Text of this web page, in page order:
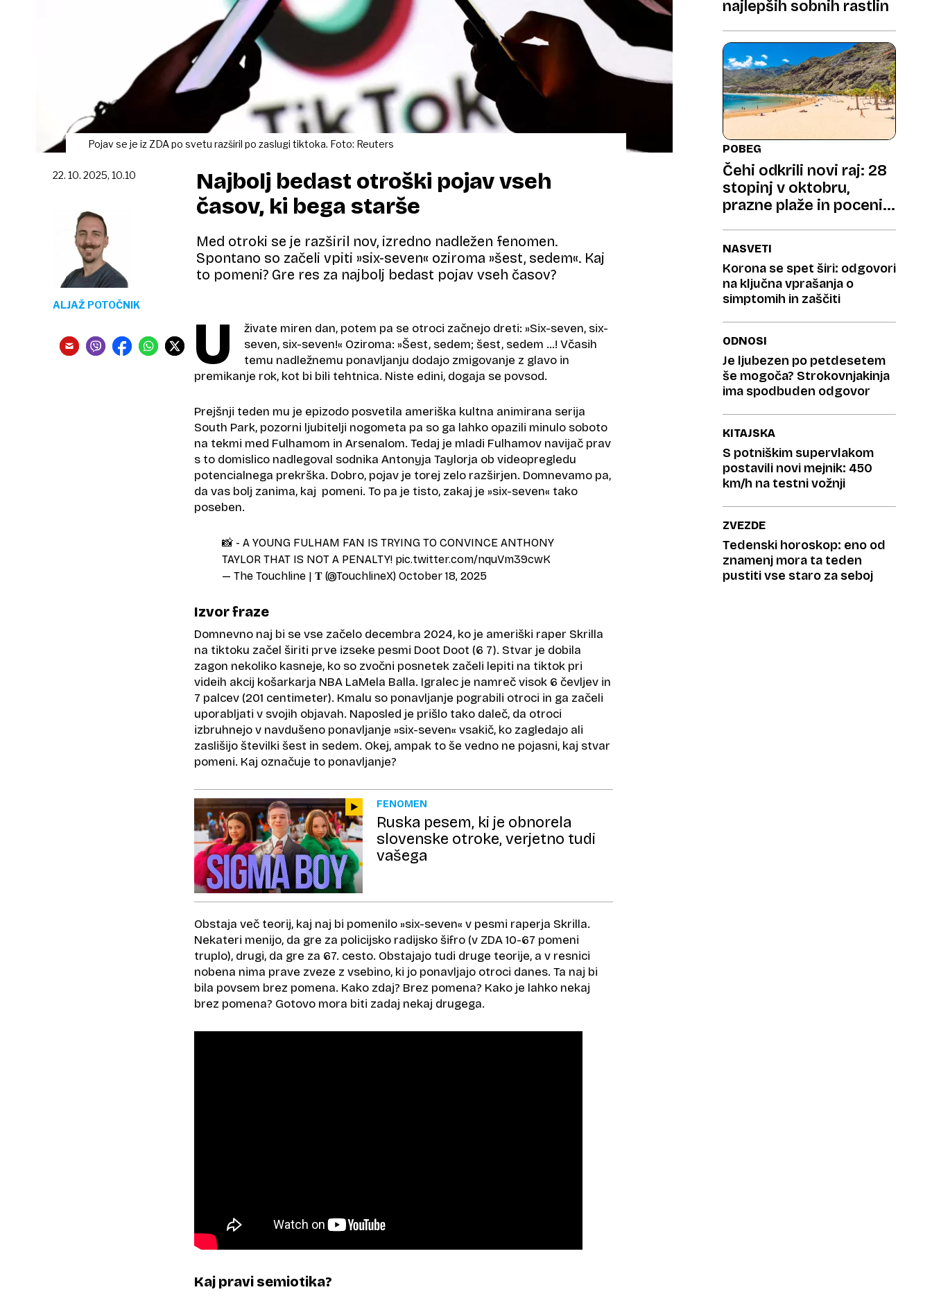
Pojav se je iz ZDA po svetu razširil po zaslugi tiktoka. Foto: Reuters
Najbolj bedast otroški pojav vseh
časov, ki bega starše
Med otroki se je razširil nov, izredno nadležen fenomen.
Spontano so začeli vpiti »six-seven« oziroma »šest, sedem«. Kaj
to pomeni? Gre res za najbolj bedast pojav vseh časov?
22. 10. 2025, 10.10
ALJAŽ POTOČNIK
U
živate miren dan, potem pa se otroci začnejo dreti: »Six-seven, six-
seven, six-seven!« Oziroma: »Šest, sedem; šest, sedem …! Včasih
temu nadležnemu ponavljanju dodajo zmigovanje z glavo in
premikanje rok, kot bi bili tehtnica. Niste edini, dogaja se povsod.
Prejšnji teden mu je epizodo posvetila ameriška kultna animirana serija
South Park, pozorni ljubitelji nogometa pa so ga lahko opazili minulo soboto
na tekmi med Fulhamom in Arsenalom. Tedaj je mladi Fulhamov navijač prav
s to domislico nadlegoval sodnika Antonyja Taylorja ob videopregledu
potencialnega prekrška. Dobro, pojav je torej zelo razširjen. Domnevamo pa,
da vas bolj zanima, kaj pomeni. To pa je tisto, zakaj je »six-seven« tako
poseben.
📸 - A YOUNG FULHAM FAN IS TRYING TO CONVINCE ANTHONY
TAYLOR THAT IS NOT A PENALTY! pic.twitter.com/nquVm39cwK
— The Touchline | 𝐓 (@TouchlineX) October 18, 2025
Izvor fraze
Domnevno naj bi se vse začelo decembra 2024, ko je ameriški raper Skrilla
na tiktoku začel širiti prve izseke pesmi Doot Doot (6 7). Stvar je dobila
zagon nekoliko kasneje, ko so zvočni posnetek začeli lepiti na tiktok pri
videih akcij košarkarja NBA LaMela Balla. Igralec je namreč visok 6 čevljev in
7 palcev (201 centimeter). Kmalu so ponavljanje pograbili otroci in ga začeli
uporabljati v svojih objavah. Naposled je prišlo tako daleč, da otroci
izbruhnejo v navdušeno ponavljanje »six-seven« vsakič, ko zagledajo ali
zaslišijo številki šest in sedem. Okej, ampak to še vedno ne pojasni, kaj stvar
pomeni. Kaj označuje to ponavljanje?
FENOMEN
Ruska pesem, ki je obnorela
slovenske otroke, verjetno tudi
vašega
Obstaja več teorij, kaj naj bi pomenilo »six-seven« v pesmi raperja Skrilla​.
Nekateri menijo, da gre za policijsko radijsko šifro (v ZDA 10-67 pomeni
truplo), drugi, da gre za 67. cesto. Obstajajo tudi druge teorije, a v resnici
nobena nima prave zveze z vsebino, ki jo ponavljajo otroci danes. Ta naj bi
bila povsem brez pomena. Kako zdaj? Brez pomena? Kako je lahko nekaj
brez pomena? Gotovo mora biti zadaj nekaj drugega.
Kaj pravi semiotika?
najlepših sobnih rastlin
POBEG
Čehi odkrili novi raj: 28
stopinj v oktobru,
prazne plaže in poceni
NASVETI
Korona se spet širi: odgovori
na ključna vprašanja o
simptomih in zaščiti
ODNOSI
Je ljubezen po petdesetem
še mogoča? Strokovnjakinja
ima spodbuden odgovor
KITAJSKA
S potniškim supervlakom
postavili novi mejnik: 450
km/h na testni vožnji
ZVEZDE
Tedenski horoskop: eno od
znamenj mora ta teden
pustiti vse staro za seboj